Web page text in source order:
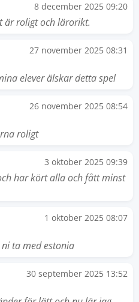
8 december 2025 09:20
är roligt och lärorikt.
27 november 2025 08:31
elever älskar detta spel
26 november 2025 08:54
roligt
3 oktober 2025 09:39
har kört alla och fått minst
1 oktober 2025 08:07
ta med estonia
30 september 2025 13:52